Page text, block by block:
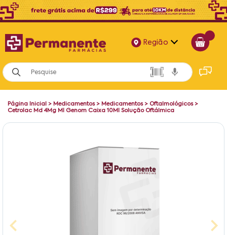
Região
Alagoas
Bahia
Paraíba
Página Inicial > Medicamentos> Medicamentos> Oftalmológicos>
Cetrolac Md 4Mg Ml Genom Caixa 10Ml Solução Oftálmica